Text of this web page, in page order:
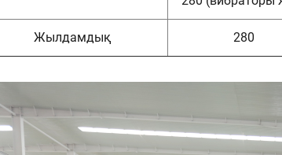
Жылдамдық 280